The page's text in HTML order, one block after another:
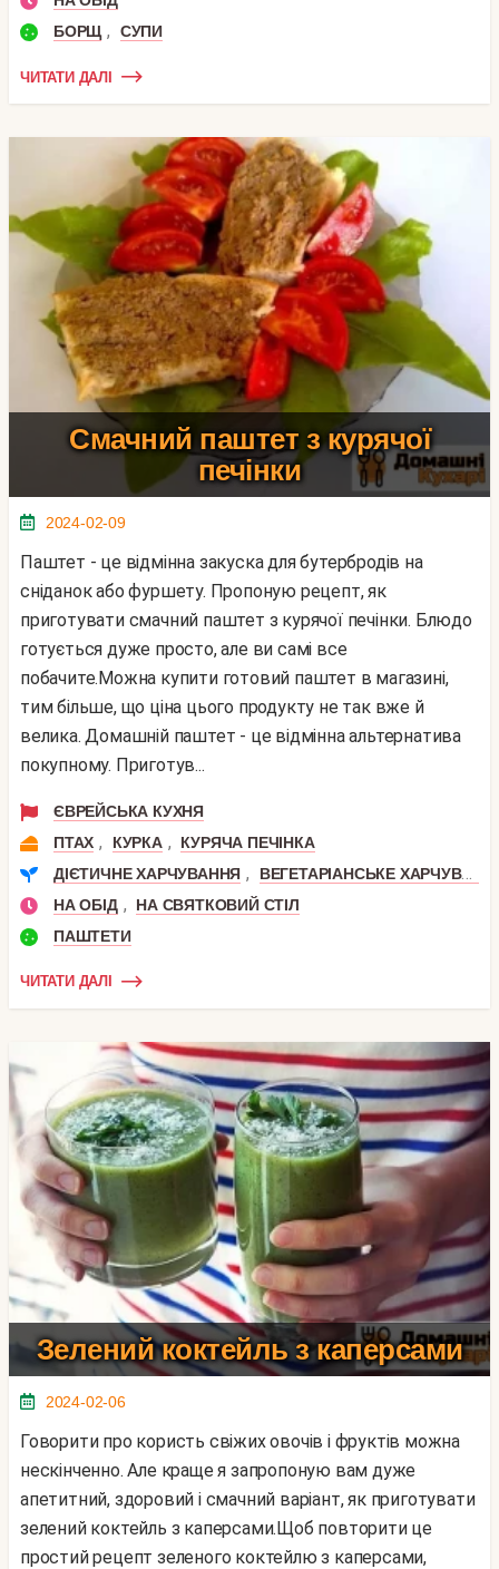
БОРЩ , СУПИ
ЧИТАТИ ДАЛІ
Смачний паштет з курячої
печінки
2024-02-09
Паштет - це відмінна закуска для бутербродів на
сніданок або фуршету. Пропоную рецепт, як
приготувати смачний паштет з курячої печінки. Блюдо
готується дуже просто, але ви самі все
побачите.Можна купити готовий паштет в магазині,
тим більше, що ціна цього продукту не так вже й
велика. Домашній паштет - це відмінна альтернатива
покупному. Приготув...
ЄВРЕЙСЬКА КУХНЯ
ПТАХ , КУРКА ,
КУРЯЧА ПЕЧІНКА
ДІЄТИЧНЕ ХАРЧУВАННЯ ,
ВЕГЕТАРІАНСЬКЕ ХАРЧУВАННЯ
НА ОБІД ,
НА СВЯТКОВИЙ СТІЛ
ПАШТЕТИ
ЧИТАТИ ДАЛІ
Зелений коктейль з каперсами
2024-02-06
Говорити про користь свіжих овочів і фруктів можна
нескінченно. Але краще я запропоную вам дуже
апетитний, здоровий і смачний варіант, як приготувати
зелений коктейль з каперсами.Щоб повторити це
простий рецепт зеленого коктейлю з каперсами,